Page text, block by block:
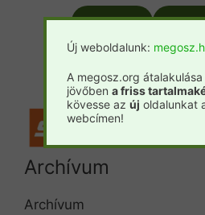
Csemete
Archívum
Archívum
Új weboldalunk:
A megosz.org
jövőben a friss
kövesse az új oldalunkat
webcímen!